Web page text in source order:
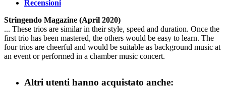
Recensioni
Stringendo Magazine (April 2020)
... These trios are similar in their style, speed and duration. Once the
first trio has been mastered, the others would be easy to learn. The
four trios are cheerful and would be suitable as background music at
an event or performed in a chamber music concert.
Altri utenti hanno acquistato anche: